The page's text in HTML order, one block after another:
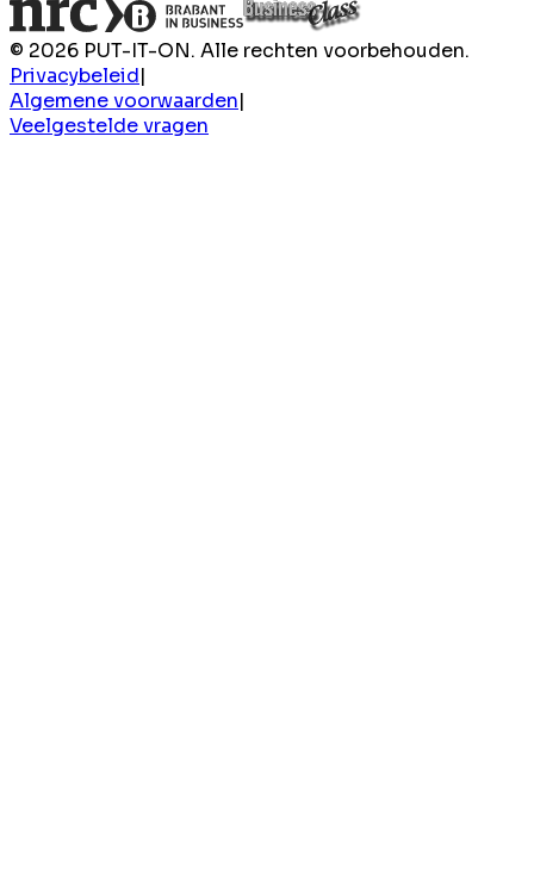
© 2026 PUT-IT-ON. Alle rechten voorbehouden.
Privacybeleid|
Algemene voorwaarden|
Veelgestelde vragen